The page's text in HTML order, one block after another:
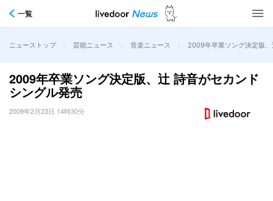
一覧
ニューストップ > 芸能ニュース > 音楽ニュース > 2009年卒業ソング決定版
2009年卒業ソング決定版、辻 詩音がセカンド
シングル発売
2009年2月23日 14時30分